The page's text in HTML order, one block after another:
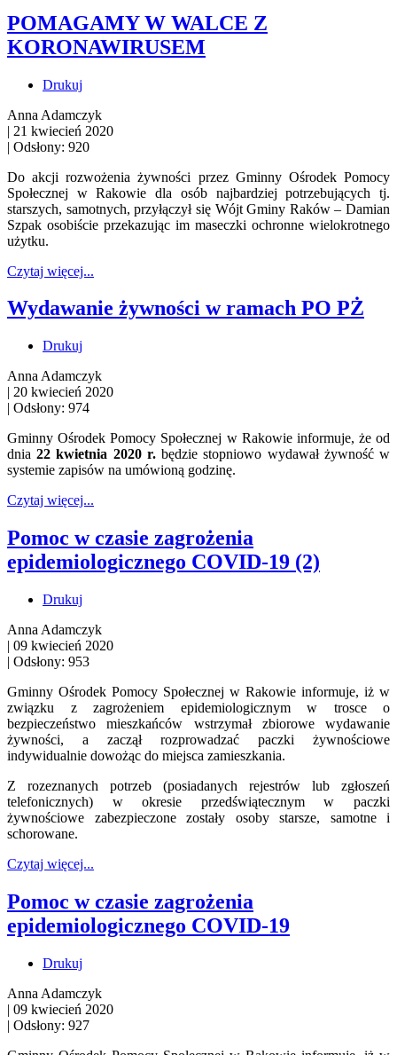
POMAGAMY W WALCE Z
KORONAWIRUSEM
Drukuj
Anna Adamczyk
| 21 kwiecień 2020
| Odsłony: 920
Do akcji rozwożenia żywności przez Gminny Ośrodek Pomocy
Społecznej w Rakowie dla osób najbardziej potrzebujących tj.
starszych, samotnych, przyłączył się Wójt Gminy Raków – Damian
Szpak osobiście przekazując im maseczki ochronne wielokrotnego
użytku.
Czytaj więcej...
Wydawanie żywności w ramach PO PŻ
Drukuj
Anna Adamczyk
| 20 kwiecień 2020
| Odsłony: 974
Gminny Ośrodek Pomocy Społecznej w Rakowie informuje, że od
dnia22 kwietnia 2020 r.będzie stopniowo wydawał żywność w
systemie zapisów na umówioną godzinę.
Czytaj więcej...
Pomoc w czasie zagrożenia
epidemiologicznego COVID-19 (2)
Drukuj
Anna Adamczyk
| 09 kwiecień 2020
| Odsłony: 953
Gminny Ośrodek Pomocy Społecznej w Rakowie informuje, iż w
związku z zagrożeniem epidemiologicznym w trosce o
bezpieczeństwo mieszkańców wstrzymał zbiorowe wydawanie
żywności, a zaczął rozprowadzać paczki żywnościowe
indywidualnie dowożąc do miejsca zamieszkania.
Z rozeznanych potrzeb (posiadanych rejestrów lub zgłoszeń
telefonicznych) w okresie przedświątecznym w paczki
żywnościowe zabezpieczone zostały osoby starsze, samotne i
schorowane.
Czytaj więcej...
Pomoc w czasie zagrożenia
epidemiologicznego COVID-19
Drukuj
Anna Adamczyk
| 09 kwiecień 2020
| Odsłony: 927